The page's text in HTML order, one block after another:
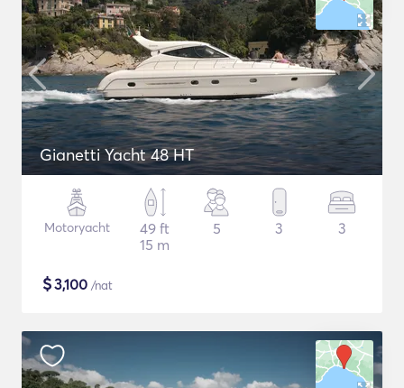
Gianetti Yacht 48 HT
Motoryacht
49 ft
15 m
5 3 3
$3,100 /nat